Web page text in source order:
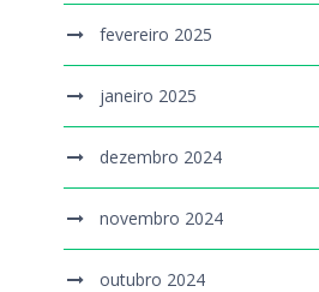
fevereiro 2025
janeiro 2025
dezembro 2024
novembro 2024
outubro 2024